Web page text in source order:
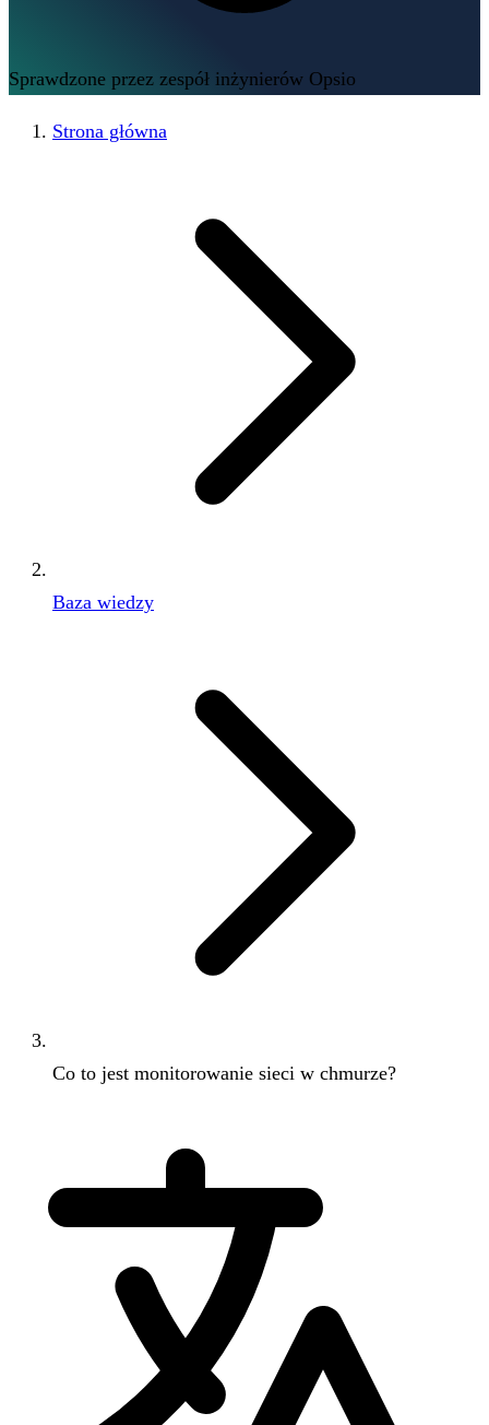
Sprawdzone przez zespół inżynierów Opsio
Strona główna
Baza wiedzy
Co to jest monitorowanie sieci w chmurze?